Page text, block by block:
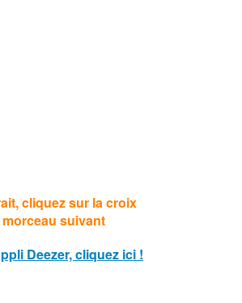
cliquez sur la croix
suivant
Deezer, cliquez ici !